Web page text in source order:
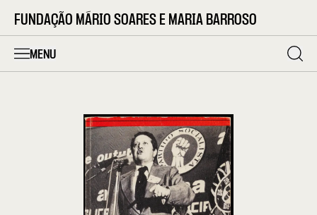
FUNDAÇÃO MÁRIO SOARES E MARIA BARROSO
MENU